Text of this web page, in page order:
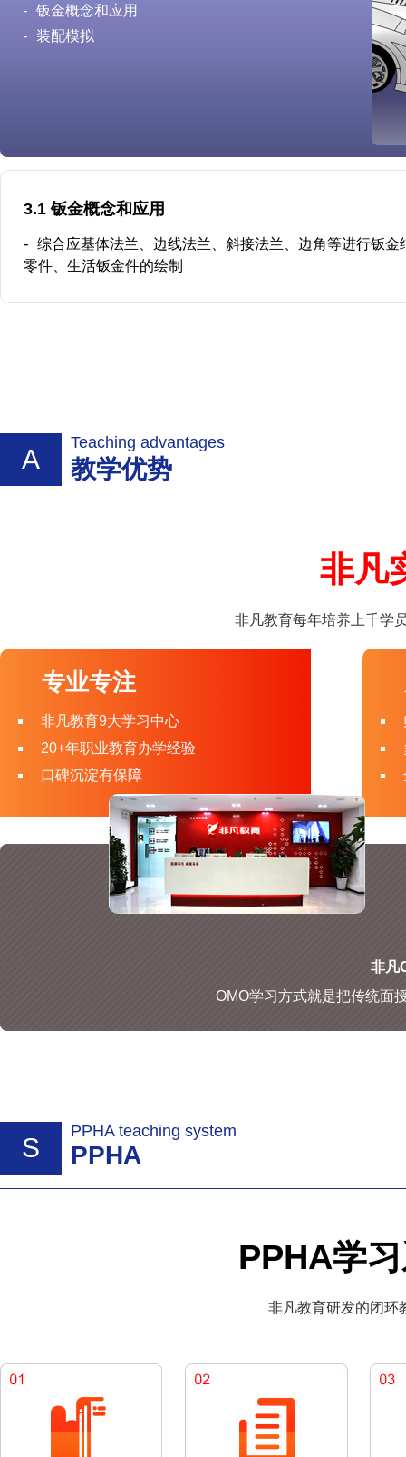
- 钣金概念和应用
-
装配模拟
3.1 钣金概念和应用
- 综合应基体法兰、边线法兰、斜接法兰、边角等进行钣金
零件、生活钣金件的绘制
A
Teaching advantages
教学优势
非凡
非凡教育每年培养上千学
专业专注
非凡教育9大学习中心
20+年职业教育办学经验
口碑沉淀有保障
非凡
OMO学习方式就是把传统面
S
PPHA teaching system
PPHA
PPHA学
非凡教育研发的闭环